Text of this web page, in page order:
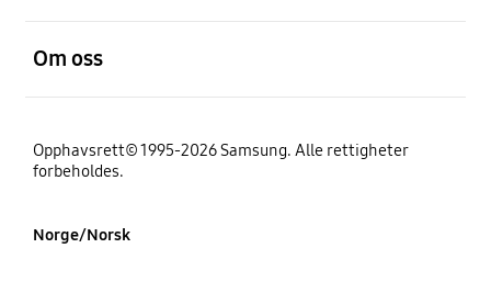
Om oss
Opphavsrett© 1995-2026 Samsung. Alle rettigheter
forbeholdes.
Norge/Norsk